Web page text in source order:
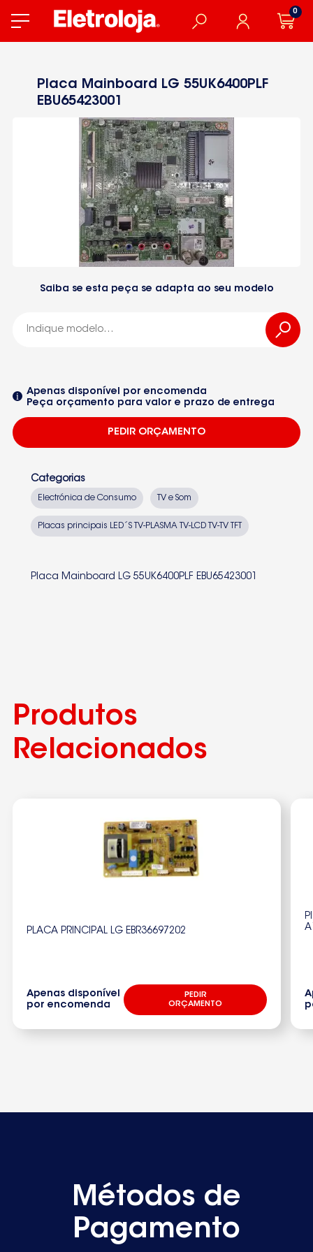
0
Placa Mainboard LG 55UK6400PLF
EBU65423001
Saiba se esta peça se adapta ao seu modelo
Seleccione um dos equipamentos da lista
Apenas disponível por encomenda
Peça orçamento para valor e prazo de entrega
PEDIR ORÇAMENTO
Categorias
Electrónica de Consumo TV e Som
Placas principais LED´S TV-PLASMA TV-LCD TV-TV TFT
Placa Mainboard LG 55UK6400PLF EBU65423001
Produtos
Relacionados
PLACA PRINCIPAL LG EBR36697202
Apenas disponível
por encomenda
PEDIR
ORÇAMENTO
Métodos de
Pagamento